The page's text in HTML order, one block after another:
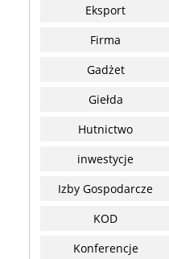
Eksport
Firma
Gadżet
Giełda
Hutnictwo
inwestycje
Izby Gospodarcze
KOD
Konferencje